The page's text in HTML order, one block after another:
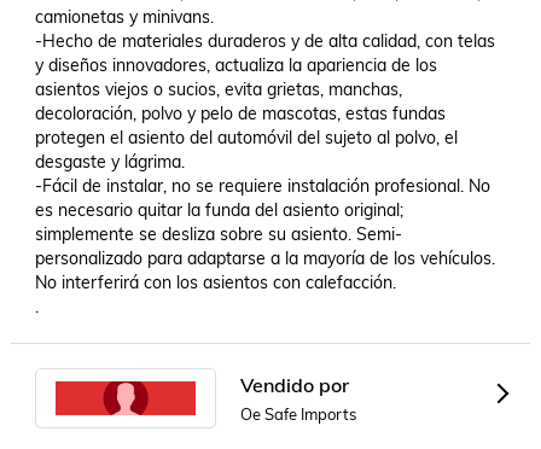
camionetas y minivans.
-Hecho de materiales duraderos y de alta calidad, con telas
y diseños innovadores, actualiza la apariencia de los
asientos viejos o sucios, evita grietas, manchas,
decoloración, polvo y pelo de mascotas, estas fundas
protegen el asiento del automóvil del sujeto al polvo, el
desgaste y lágrima.
-Fácil de instalar, no se requiere instalación profesional. No
es necesario quitar la funda del asiento original;
simplemente se desliza sobre su asiento. Semi-
personalizado para adaptarse a la mayoría de los vehículos.
No interferirá con los asientos con calefacción.
.
Vendido por
Oe Safe Imports